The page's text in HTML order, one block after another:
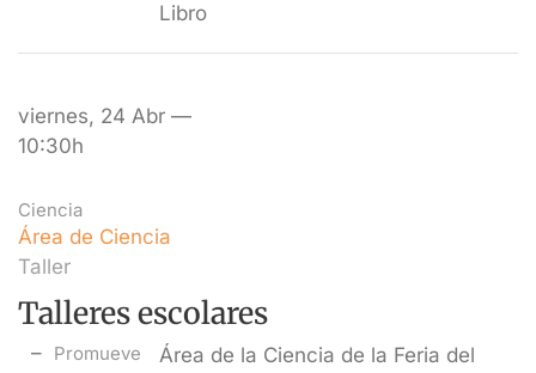
Libro
viernes, 24 Abr —
10:30h
Ciencia
Área de Ciencia
Taller
Talleres escolares
Promueve
Área de la Ciencia de la Feria del